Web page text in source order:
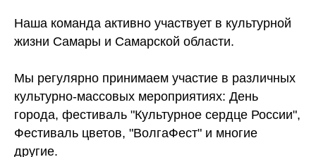
Наша команда активно участвует в культурной
жизни Самары и Самарской области.
Мы регулярно принимаем участие в различных
культурно-массовых мероприятиях: День
города, фестиваль "Культурное сердце России",
Фестиваль цветов, "ВолгаФест" и многие
другие.